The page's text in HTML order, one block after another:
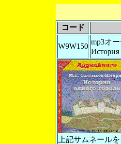
コード
W9W150
mp3オ
История
上記サムネール